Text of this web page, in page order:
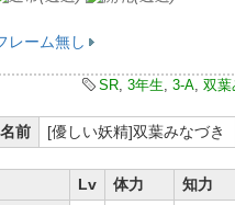
レーム無し
SR, 3年生, 3-A, 双葉
名前 [優しい妖精]双葉みなづき
Lv 体力 知力